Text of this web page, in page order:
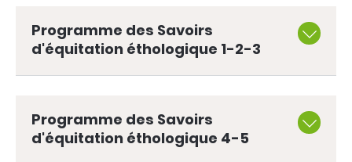
Programme des Savoirs
d'équitation éthologique 1-2-3
Programme des Savoirs
d'équitation éthologique 4-5